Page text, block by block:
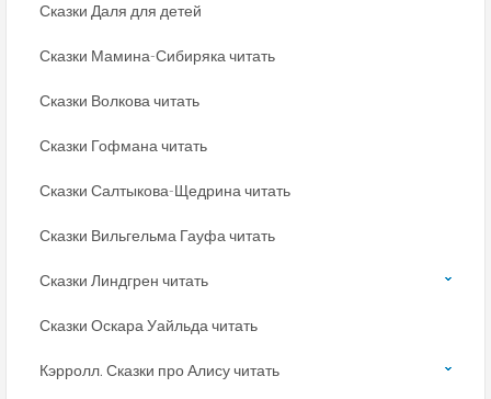
Сказки Даля для детей
Сказки Мамина-Сибиряка читать
Сказки Волкова читать
Сказки Гофмана читать
Сказки Салтыкова-Щедрина читать
Сказки Вильгельма Гауфа читать
Сказки Линдгрен читать
Сказки Оскара Уайльда читать
Кэрролл. Сказки про Алису читать